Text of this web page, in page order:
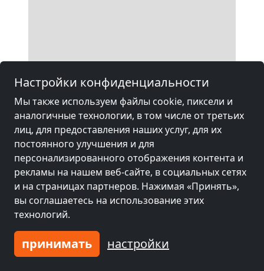
Настройки конфиденциальности
Мы также используем файлы cookie, пиксели и
аналогичные технологии, в том числе от третьих
лиц, для предоставления наших услуг, для их
постоянного улучшения и для
персонализированного отображения контента и
рекламы на нашем веб-сайте, в социальных сетях
и на страницах партнеров. Нажимая «Принять»,
вы соглашаетесь на использование этих
технологий.
принимать настройки